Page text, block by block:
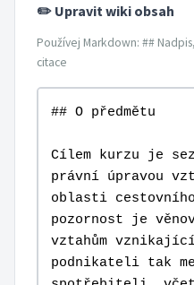
✏️ Upravit wiki obsah
Používej Markdown: ##
citace